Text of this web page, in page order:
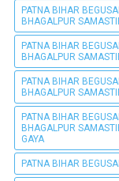
PATNA BIHAR
BHAGALPUR
PATNA BIHAR
BHAGALPUR
PATNA BIHAR
BHAGALPUR
PATNA BIHAR
BHAGALPUR
GAYA
PATNA BIHAR